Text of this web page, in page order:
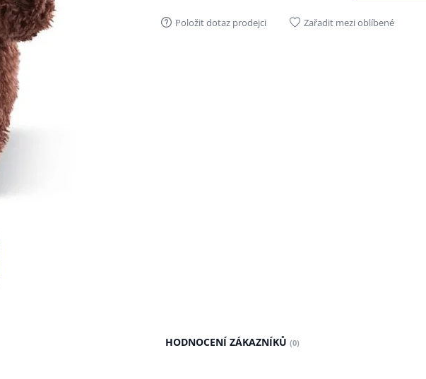
Položit dotaz prodejci Zařadit mezi oblíbené
HODNOCENÍ ZÁKAZNÍKŮ (0)